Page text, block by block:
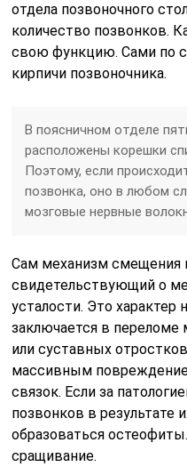
отдела позвоночного
количество позвонков.
свою функцию. Сами по
кирпичи позвоночника.
В поясничном отделе
расположены корешки
Поэтому, если
позвонка, оно в любом
мозговые нервные
Сам механизм смещения
свидетельствующий о
усталости. Это характер
заключается в переломе
или суставных
массивным
связок. Если за
позвонков в результате
образоваться
сращивание.